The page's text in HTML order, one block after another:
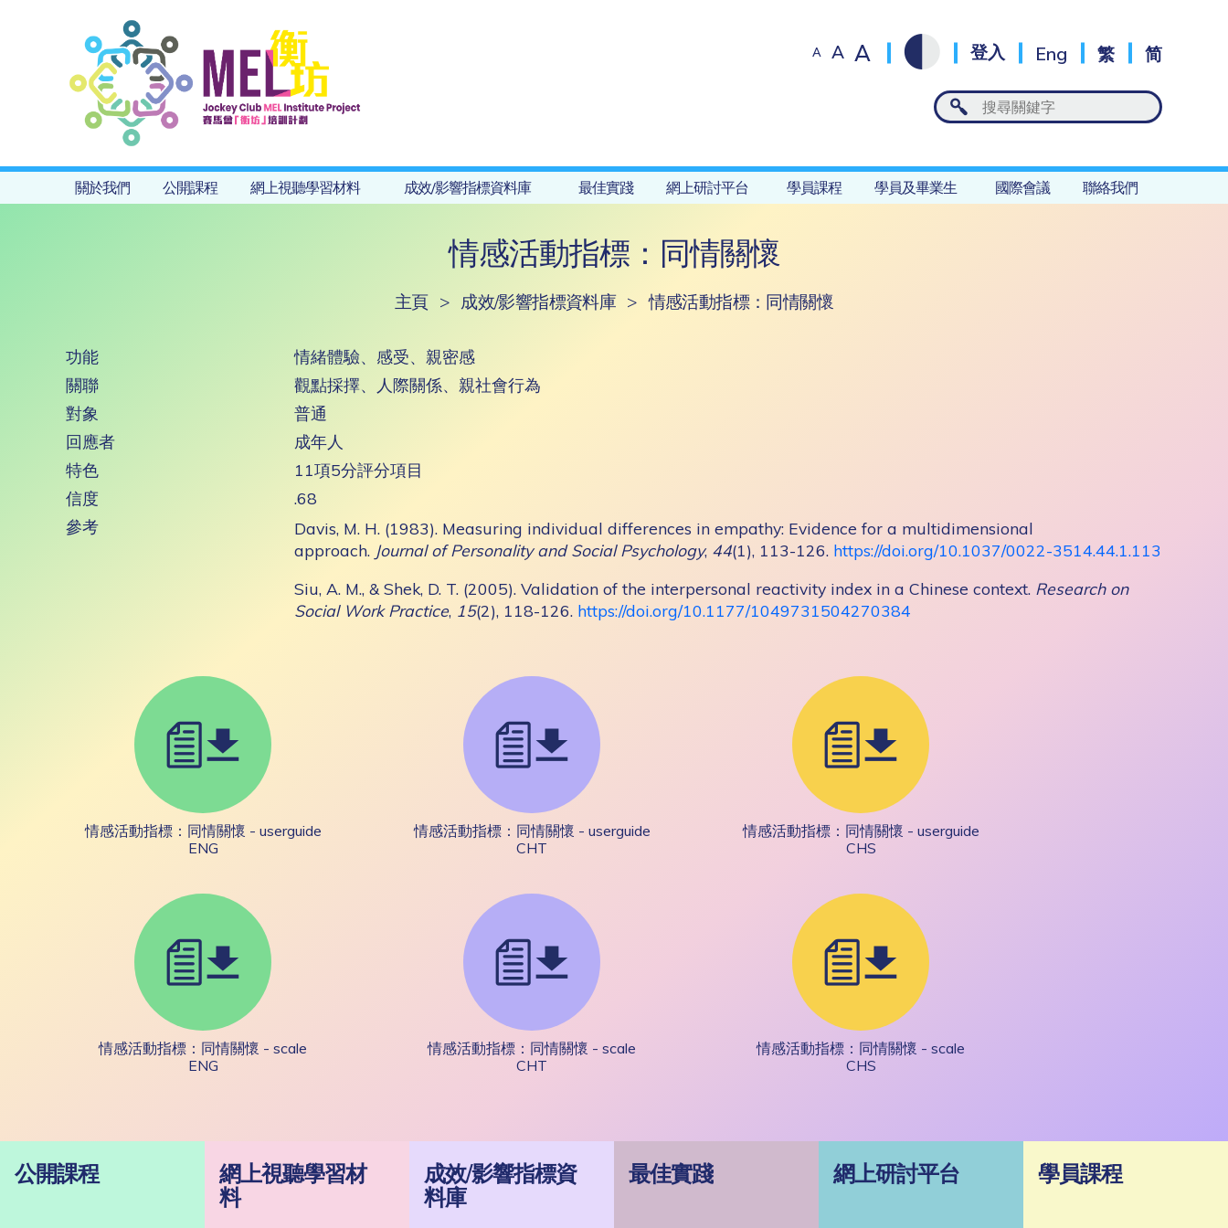
A A A 登入 Eng 繁 简
關於我們 公開課程 網上視聽學習材料 成效/影響指標資料庫 最佳實踐 網上研討平台 學員課程 學員及畢業生 國際會議 聯絡我們
情感活動指標：同情關懷
主頁 > 成效/影響指標資料庫 > 情感活動指標：同情關懷
功能
情緒體驗、感受、親密感
關聯
觀點採擇、人際關係、親社會行為
對象
普通
回應者
成年人
特色
11項5分評分項目
信度
.68
參考
Davis, M. H. (1983). Measuring individual differences in empathy: Evidence for a multidimensional
approach. Journal of Personality and Social Psychology, 44(1), 113-126. https://doi.org/10.1037/0022-3514.44.1.113
Siu, A. M., & Shek, D. T. (2005). Validation of the interpersonal reactivity index in a Chinese context. Research on
Social Work Practice, 15(2), 118-126. https://doi.org/10.1177/1049731504270384
情感活動指標：同情關懷 - userguide
ENG
情感活動指標：同情關懷 - userguide
CHT
情感活動指標：同情關懷 - userguide
CHS
情感活動指標：同情關懷 - scale
ENG
情感活動指標：同情關懷 - scale
CHT
情感活動指標：同情關懷 - scale
CHS
公開課程
網上視聽學習材
料
成效/影響指標資
料庫
最佳實踐 網上研討平台 學員課程